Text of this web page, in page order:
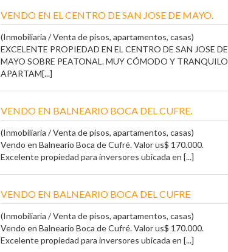
VENDO EN EL CENTRO DE SAN JOSE DE MAYO.
(Inmobiliaria / Venta de pisos, apartamentos, casas)
EXCELENTE PROPIEDAD EN EL CENTRO DE SAN JOSE DE
MAYO SOBRE PEATONAL. MUY CÓMODO Y TRANQUILO
APARTAM[...]
VENDO EN BALNEARIO BOCA DEL CUFRE.
(Inmobiliaria / Venta de pisos, apartamentos, casas)
Vendo en Balneario Boca de Cufré. Valor us$ 170.000.
Excelente propiedad para inversores ubicada en [...]
VENDO EN BALNEARIO BOCA DEL CUFRE
(Inmobiliaria / Venta de pisos, apartamentos, casas)
Vendo en Balneario Boca de Cufré. Valor us$ 170.000.
Excelente propiedad para inversores ubicada en [...]